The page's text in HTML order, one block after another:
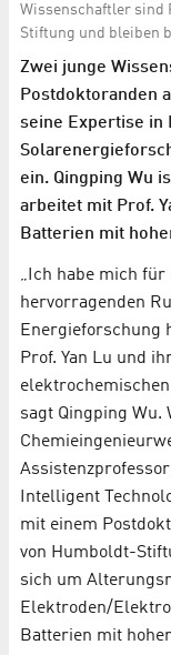
Wissenschaftler sind
Stiftung und bleiben
Zwei junge
Postdoktoranden
seine Expertise in
ein. Qingping Wu
arbeitet mit Prof.
Batterien mit
„Ich habe mich für
hervorragenden
Energieforschung
Prof. Yan Lu und
sagt Qingping Wu.
Intelligent
mit einem
von Humboldt-
sich um
Elektroden/
Batterien mit